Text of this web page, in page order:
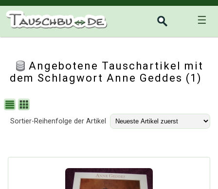
☰
Angebotene Tauschartikel mit
dem Schlagwort Anne Geddes (1)
Sortier-Reihenfolge der Artikel